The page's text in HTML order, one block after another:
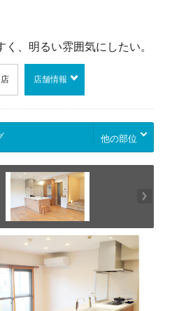
、明るい雰囲気にしたい。
店舗情報
他の部位